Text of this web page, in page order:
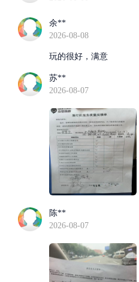
余**
2026-08-08
玩的很好，满意
苏**
2026-08-07
陈**
2026-08-07